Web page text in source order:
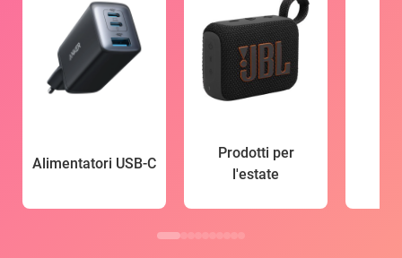
Alimentatori USB-C
Prodotti per
l'estate